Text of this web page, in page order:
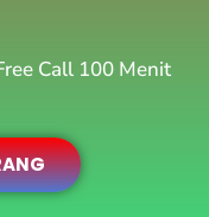
Call 100 Menit